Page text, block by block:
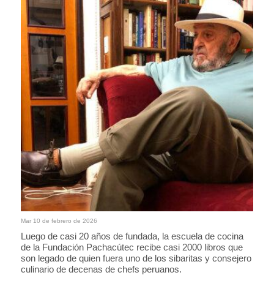
Mar 10 de febrero de 2026
Luego de casi 20 años de fundada, la escuela de cocina
de la Fundación Pachacútec recibe casi 2000 libros que
son legado de quien fuera uno de los sibaritas y consejero
culinario de decenas de chefs peruanos.